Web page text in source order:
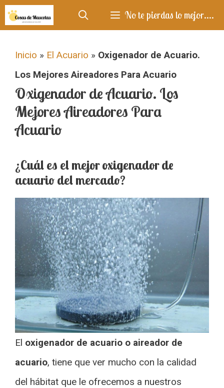
Saltar
al
No te pierdas lo mejor....
Inicio » El Acuario » Oxigenador de Acuario.
Los Mejores Aireadores Para Acuario
Oxigenador de Acuario. Los
Mejores Aireadores Para
Acuario
¿Cuál es el mejor oxigenador de
acuario del mercado?
El oxigenador de acuario o aireador de
acuario, tiene que ver mucho con la calidad
del hábitat que le ofrecemos a nuestros